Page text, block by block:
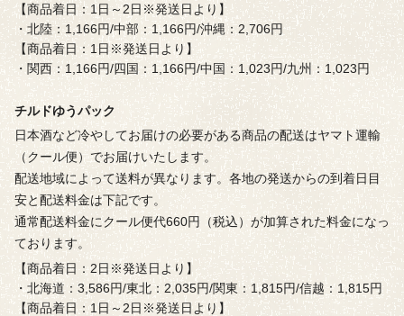
【商品着日：1日～2日※発送日より】
・北陸：1,166円/中部：1,166円/沖縄：2,706円
【商品着日：1日※発送日より】
・関西：1,166円/四国：1,166円/中国：1,023円/九州：1,023円
チルドゆうパック
日本酒など冷やしてお届けの必要がある商品の配送はヤマト運輸
（クール便）でお届けいたします。
配送地域によって送料が異なります。各地の発送からの到着日目
安と配送料金は下記です。
通常配送料金にクール便代660円（税込）が加算された料金になっ
ております。
【商品着日：2日※発送日より】
・北海道：3,586円/東北：2,035円/関東：1,815円/信越：1,815円
【商品着日：1日～2日※発送日より】